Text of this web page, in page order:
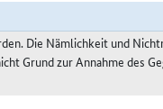
Die Nämlichkeit und
Grund zur Annahme des